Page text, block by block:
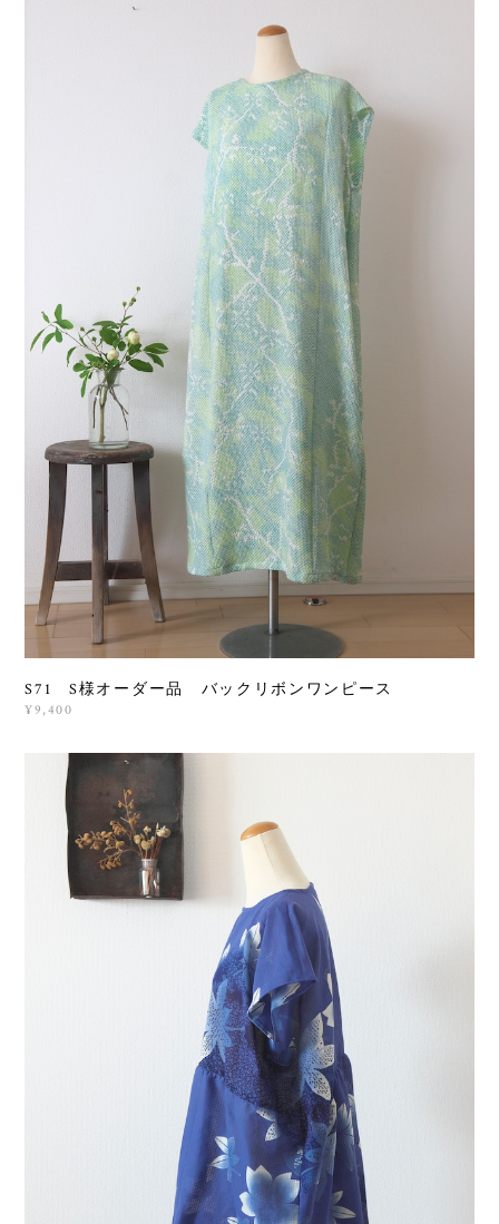
S71 S様オーダー品 バックリボンワンピース
¥9,400